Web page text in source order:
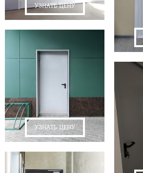
УЗНАТЬ ЦЕНУ
УЗНАТЬ ЦЕНУ